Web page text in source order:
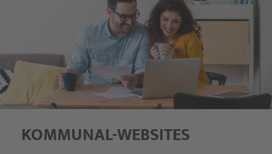
KOMMUNAL-WEBSITES